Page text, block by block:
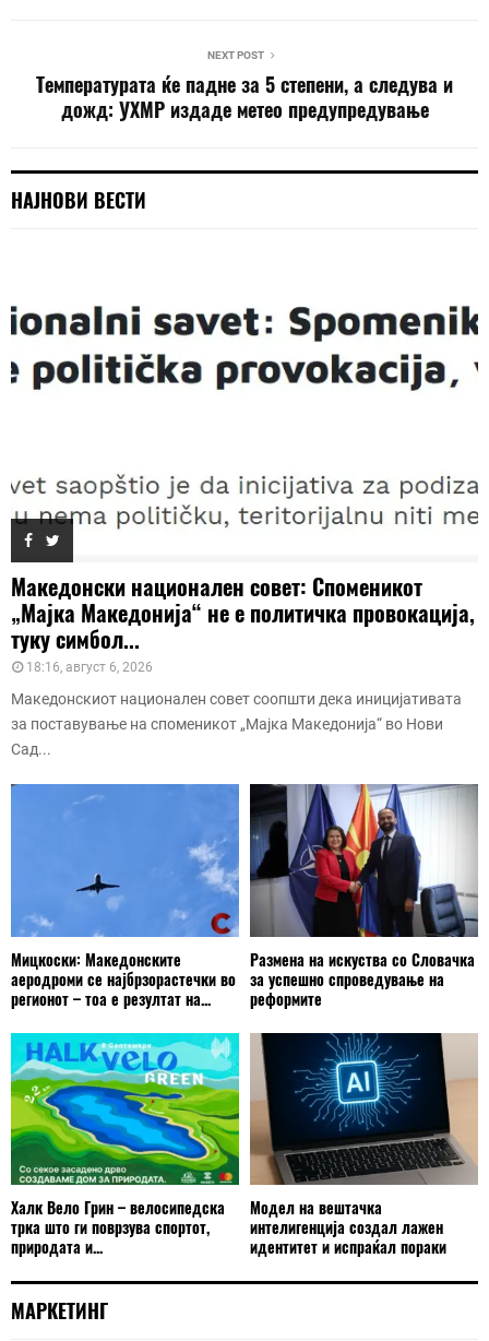
NEXT POST
Температурата ќе падне за 5 степени, а следува и
дожд: УХМР издаде метео предупредување
НАЈНОВИ ВЕСТИ
Македонски национален совет: Споменикот
„Мајка Македонија“ не е политичка провокација,
туку симбол...
18:16, август 6, 2026
Македонскиот национален совет соопшти дека иницијативата
за поставување на споменикот „Мајка Македонија“ во Нови
Сад...
Мицкоски: Македонските
аеродроми се најбрзорастечки во
регионот – тоа е резултат на...
Размена на искуства со Словачка
за успешно спроведување на
реформите
Халк Вело Грин – велосипедска
трка што ги поврзува спортот,
природата и...
Модел на вештачка
интелигенција создал лажен
идентитет и испраќал пораки
МАРКЕТИНГ